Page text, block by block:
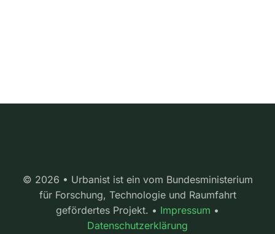
© 2026 • Urbanist ist ein vom Bundesministerium
für Forschung, Technologie und Raumfahrt
gefördertes Projekt. • Impressum •
Datenschutzerklärung